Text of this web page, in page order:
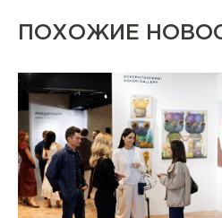
ПОХОЖИЕ